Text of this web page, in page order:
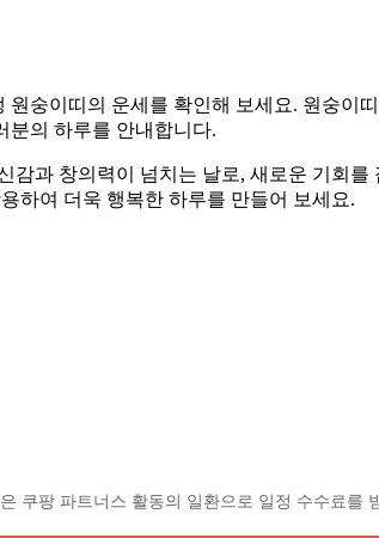
원숭이띠의 운세를 확인해 보세요. 원숭
분의 하루를 안내합니다.
과 창의력이 넘치는 날로, 새로운 기회
하여 더욱 행복한 하루를 만들어 보세요.
쿠팡 파트너스 활동의 일환으로 일정 수수료를